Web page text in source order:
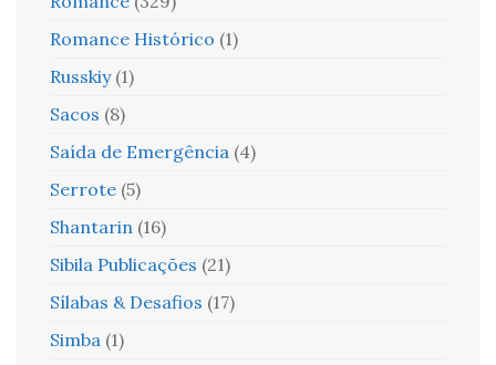
Romance Histórico (1)
Russkiy (1)
Sacos (8)
Saída de Emergência (4)
Serrote (5)
Shantarin (16)
Sibila Publicações (21)
Sílabas & Desafios (17)
Simba (1)